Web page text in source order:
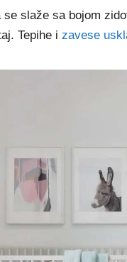
slaže sa bojom
Tepihe i zavese